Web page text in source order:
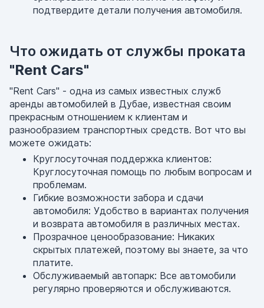
подтвердите детали получения автомобиля.
Что ожидать от службы проката
"Rent Cars"
"Rent Cars" - одна из самых известных служб
аренды автомобилей в Дубае, известная своим
прекрасным отношением к клиентам и
разнообразием транспортных средств. Вот что вы
можете ожидать:
Круглосуточная поддержка клиентов:
Круглосуточная помощь по любым вопросам и
проблемам.
Гибкие возможности забора и сдачи
автомобиля: Удобство в вариантах получения
и возврата автомобиля в различных местах.
Прозрачное ценообразование: Никаких
скрытых платежей, поэтому вы знаете, за что
платите.
Обслуживаемый автопарк: Все автомобили
регулярно проверяются и обслуживаются.